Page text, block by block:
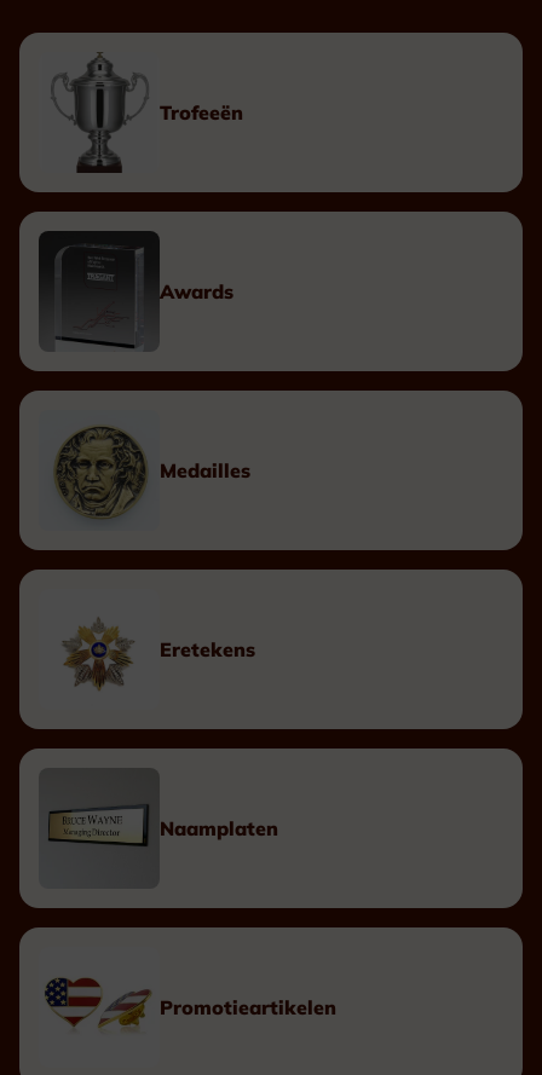
Trofeeën
Awards
Medailles
Eretekens
Naamplaten
Promotieartikelen